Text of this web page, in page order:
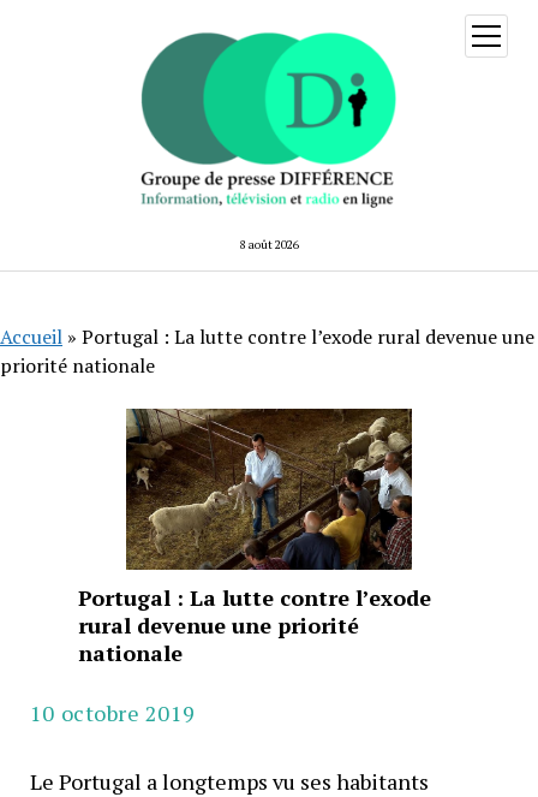
8 août 2026
ouvrir
menu
Accueil » Portugal : La lutte contre l’exode rural devenue une
priorité nationale
Portugal : La lutte contre l’exode
rural devenue une priorité
nationale
10 octobre 2019
Le Portugal a longtemps vu ses habitants